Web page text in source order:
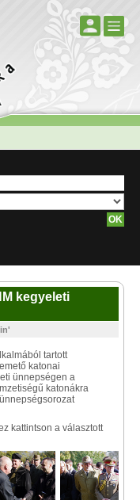
kegyeleti
tartott
katonai
ünnepségen a
katonákra
kattintson a választott